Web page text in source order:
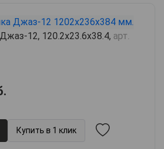
12, 120.2х23.6х38.4, арт.
Купить в 1 клик